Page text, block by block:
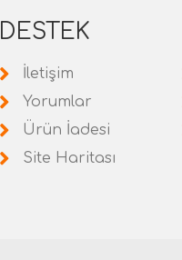
DESTEK
İletişim
Yorumlar
Ürün İadesi
Site Haritası